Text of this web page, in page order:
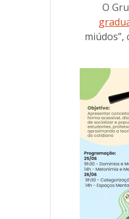
O
miúdos”,